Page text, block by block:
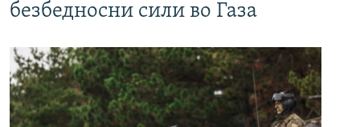
безбедносни сили во Газа